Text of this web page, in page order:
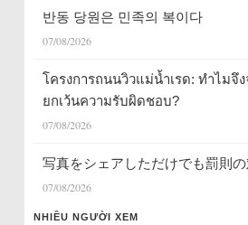
반동 당원은 민족의 복이다
07/08/2026
โครงการถนนวิวแม่น้ำเรด: ทำไมจึ
ยกเว้นความรับผิดชอบ?
07/08/2026
写真をシェアしただけでも罰則の
07/08/2026
NHIỀU NGƯỜI XEM